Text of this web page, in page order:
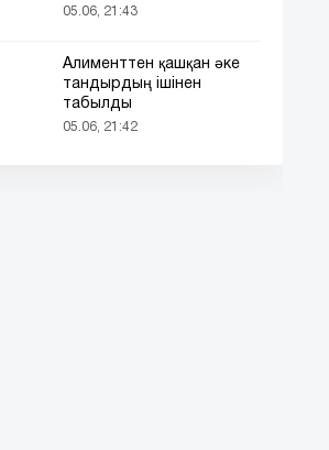
ұйықтайды
05.06, 21:43
Алименттен қашқан әке
тандырдың ішінен
табылды
05.06, 21:42